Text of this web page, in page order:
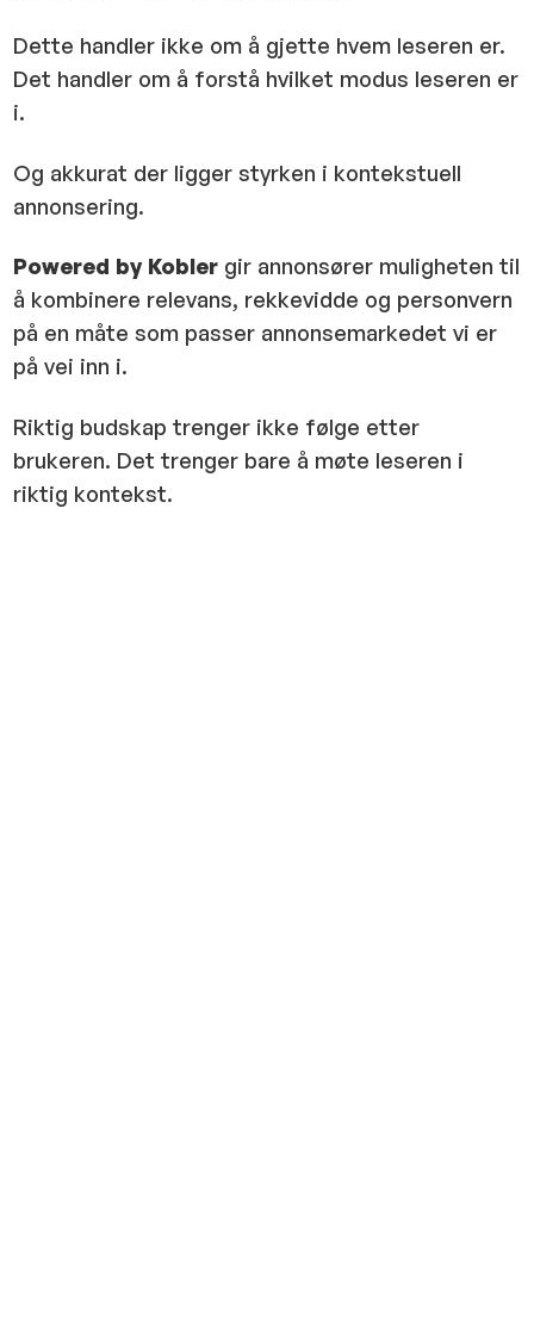
Dette handler ikke om å gjette hvem leseren er.
Det handler om å forstå hvilket modus leseren er
i.
Og akkurat der ligger styrken i kontekstuell
annonsering.
Powered by Kobler gir annonsører muligheten til
å kombinere relevans, rekkevidde og personvern
på en måte som passer annonsemarkedet vi er
på vei inn i.
Riktig budskap trenger ikke følge etter
brukeren. Det trenger bare å møte leseren i
riktig kontekst.